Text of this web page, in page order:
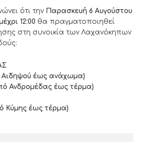
ότι την Παρασκευή 6 Αυγούστου
12:00 θα πραγματοποιηθεί
στη συνοικία των Λαχανόκηπων
έως ανάχωμα)
Ανδρομέδας έως τέρμα)
Κύμης έως τέρμα)